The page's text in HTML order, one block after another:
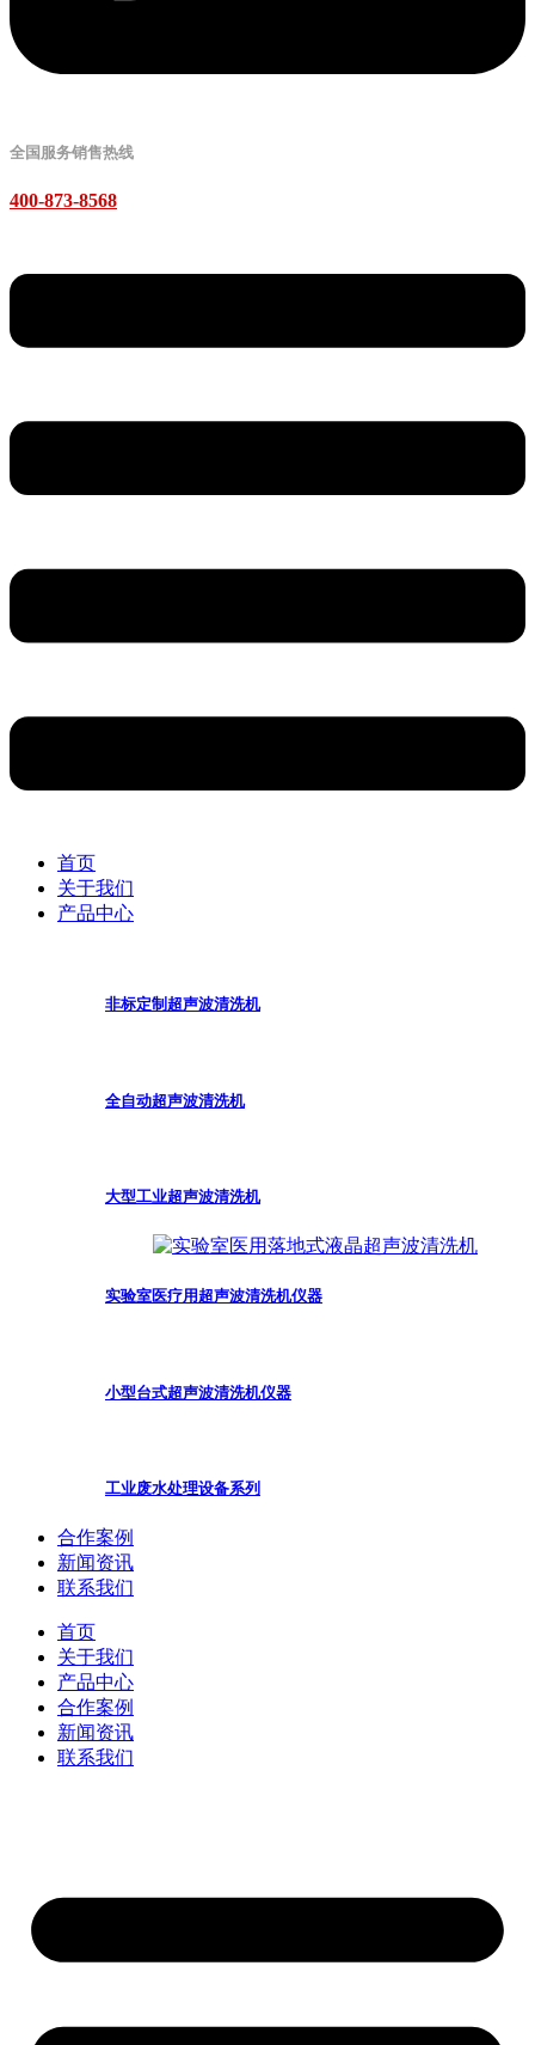
全国服务销售热线
400-873-8568
首页
关于我们
产品中心
非标定制超声波清洗机
全自动超声波清洗机
大型工业超声波清洗机
实验室医疗用超声波清洗机仪器
小型台式超声波清洗机仪器
工业废水处理设备系列
合作案例
新闻资讯
联系我们
首页
关于我们
产品中心
合作案例
新闻资讯
联系我们